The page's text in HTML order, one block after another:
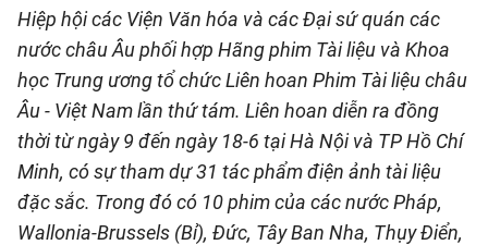
KINH TẾ
VĂN HÓA - VĂN NGHỆ
QUỐC TẾ
THỂ THAO
Hiệp hội các Viện Văn hóa và các Ðại sứ quán các
nước châu Âu phối hợp Hãng phim Tài liệu và Khoa
học Trung ương tổ chức Liên hoan Phim Tài liệu châu
Âu - Việt Nam lần thứ tám. Liên hoan diễn ra đồng
thời từ ngày 9 đến ngày 18-6 tại Hà Nội và TP Hồ Chí
Minh, có sự tham dự 31 tác phẩm điện ảnh tài liệu
đặc sắc. Trong đó có 10 phim của các nước Pháp,
Wallonia-Brussels (Bỉ), Ðức, Tây Ban Nha, Thụy Ðiển,